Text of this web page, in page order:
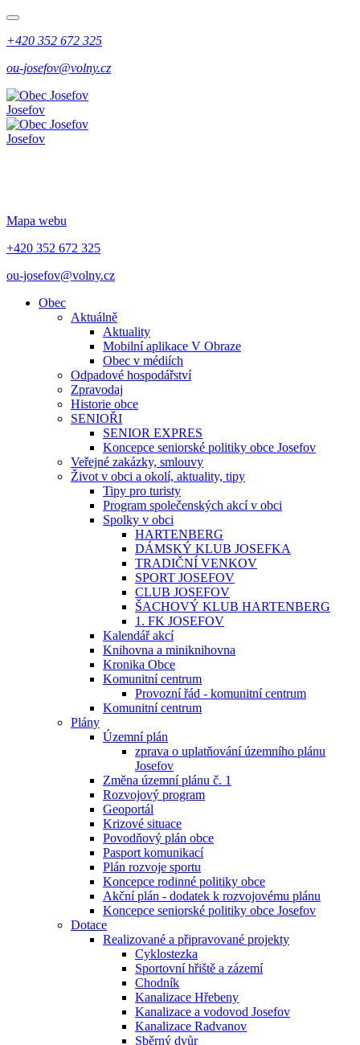
+420 352 672 325
ou-josefov@volny.cz
Josefov
Josefov
Mapa webu
+420 352 672 325
ou-josefov@volny.cz
Obec
Aktuálně
Aktuality
Mobilní aplikace V Obraze
Obec v médiích
Odpadové hospodářství
Zpravodaj
Historie obce
SENIOŘI
SENIOR EXPRES
Koncepce seniorské politiky obce Josefov
Veřejné zakázky, smlouvy
Život v obci a okolí, aktuality, tipy
Tipy pro turisty
Program společenských akcí v obci
Spolky v obci
HARTENBERG
DÁMSKÝ KLUB JOSEFKA
TRADIČNÍ VENKOV
SPORT JOSEFOV
CLUB JOSEFOV
ŠACHOVÝ KLUB HARTENBERG
1. FK JOSEFOV
Kalendář akcí
Knihovna a miniknihovna
Kronika Obce
Komunitní centrum
Provozní řád - komunitní centrum
Komunitní centrum
Plány
Územní plán
zprava o uplatňování územního plánu
Josefov
Změna územní plánu č. 1
Rozvojový program
Geoportál
Krizové situace
Povodňový plán obce
Pasport komunikací
Plán rozvoje sportu
Koncepce rodinné politiky obce
Akční plán - dodatek k rozvojovému plánu
Koncepce seniorské politiky obce Josefov
Dotace
Realizované a připravované projekty
Cyklostezka
Sportovní hřiště a zázemí
Chodník
Kanalizace Hřebeny
Kanalizace a vodovod Josefov
Kanalizace Radvanov
Sběrný dvůr